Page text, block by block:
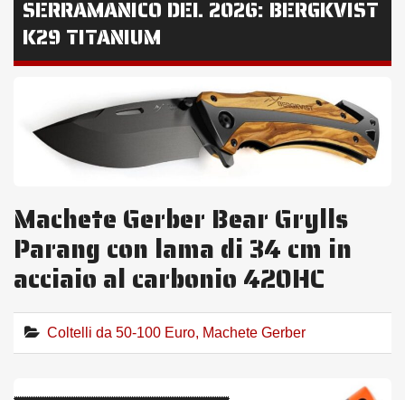
SERRAMANICO DEL 2026: BERGKVIST
K29 TITANIUM
Machete Gerber Bear Grylls
Parang con lama di 34 cm in
acciaio al carbonio 420HC
Coltelli da 50-100 Euro, Machete Gerber